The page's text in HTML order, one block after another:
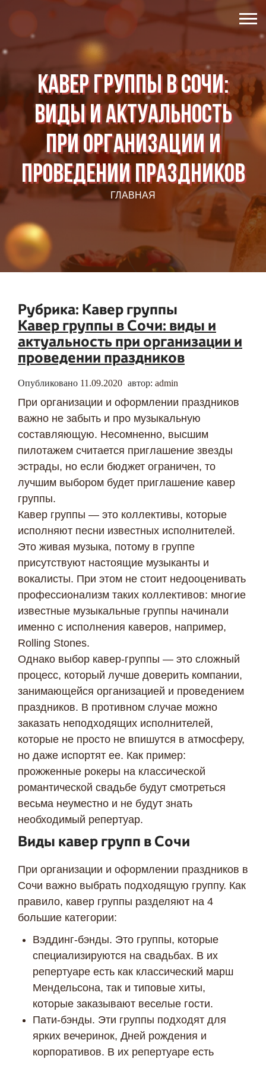
Кавер группы в Сочи:
виды и актуальность
при организации и
проведении праздников
ГЛАВНАЯ
Рубрика: Кавер группы
Кавер группы в Сочи: виды и
актуальность при организации и
проведении праздников
Опубликовано 11.09.2020 автор: admin
При организации и оформлении праздников
важно не забыть и про музыкальную
составляющую. Несомненно, высшим
пилотажем считается приглашение звезды
эстрады, но если бюджет ограничен, то
лучшим выбором будет приглашение кавер
группы.
Кавер группы — это коллективы, которые
исполняют песни известных исполнителей.
Это живая музыка, потому в группе
присутствуют настоящие музыканты и
вокалисты. При этом не стоит недооценивать
профессионализм таких коллективов: многие
известные музыкальные группы начинали
именно с исполнения каверов, например,
Rolling Stones.
Однако выбор кавер-группы — это сложный
процесс, который лучше доверить компании,
занимающейся организацией и проведением
праздников. В противном случае можно
заказать неподходящих исполнителей,
которые не просто не впишутся в атмосферу,
но даже испортят ее. Как пример:
прожженные рокеры на классической
романтической свадьбе будут смотреться
весьма неуместно и не будут знать
необходимый репертуар.
Виды кавер групп в Сочи
При организации и оформлении праздников в
Сочи важно выбрать подходящую группу. Как
правило, кавер группы разделяют на 4
большие категории:
Вэддинг-бэнды. Это группы, которые
специализируются на свадьбах. В их
репертуаре есть как классический марш
Мендельсона, так и типовые хиты,
которые заказывают веселые гости.
Пати-бэнды. Эти группы подходят для
ярких вечеринок, Дней рождения и
корпоративов. В их репертуаре есть
Я даю согласие ООО «Империя-Сочи» на обработку моих
персональных данных в целях рассмотрения моего
обращения согласноПолитике обработки персональных
данныхиСогласию на обработку персональных данных